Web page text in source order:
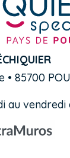
• 85700
au vendredi